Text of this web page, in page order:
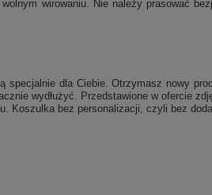
wirowaniu. Nie należy prasować
dla Ciebie. Otrzymasz nowy
wydłużyć. Przedstawione w ofercie
bez personalizacji, czyli bez